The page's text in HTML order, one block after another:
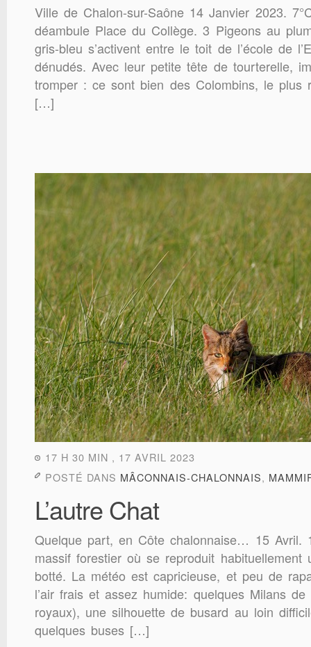
Ville de Chalon-sur-Saône 14 Janvier 2023.
déambule Place du Collège. 3 Pigeons au
gris-bleu s’activent entre le toit de l’école de
dénudés. Avec leur petite tête de tourterelle,
tromper : ce sont bien des Colombins, le plus
[…]
17 H 30 MIN , 17 AVRIL 2023
POSTÉ DANS MÂCONNAIS-CHALONNAIS,
L’autre Chat
Quelque part, en Côte chalonnaise… 15 Avril.
massif forestier où se reproduit habituellement
botté. La météo est capricieuse, et peu de
l’air frais et assez humide: quelques Milans
royaux), une silhouette de busard au loin
quelques buses […]